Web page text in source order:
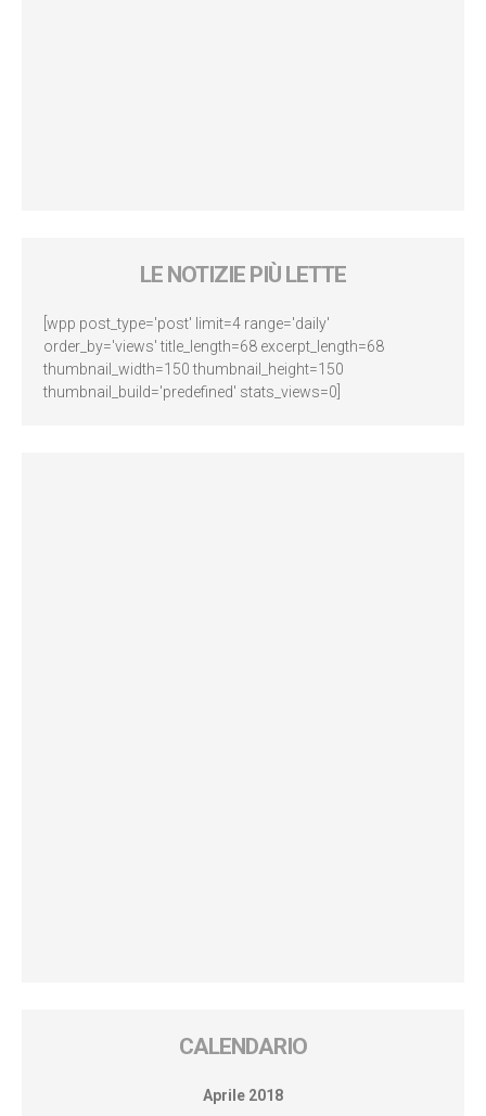
LE NOTIZIE PIÙ LETTE
[wpp post_type='post' limit=4 range='daily'
order_by='views' title_length=68 excerpt_length=68
thumbnail_width=150 thumbnail_height=150
thumbnail_build='predefined' stats_views=0]
CALENDARIO
Aprile 2018